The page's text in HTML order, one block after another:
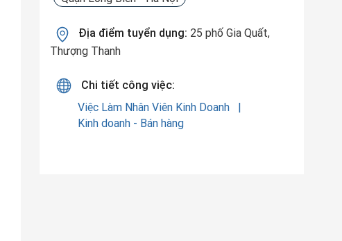
Địa điểm tuyển dụng: 25 phố Gia Quất,
Thượng Thanh
Chi tiết công việc:
Việc Làm Nhân Viên Kinh Doanh
Kinh doanh - Bán hàng